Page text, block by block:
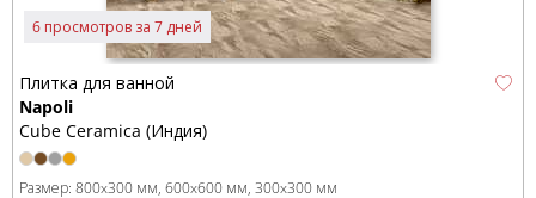
6 просмотров за 7 дней
Плитка для ванной
Napoli
Cube Ceramica (Индия)
Размер: 800x300 мм 600x600 мм 300x300 мм